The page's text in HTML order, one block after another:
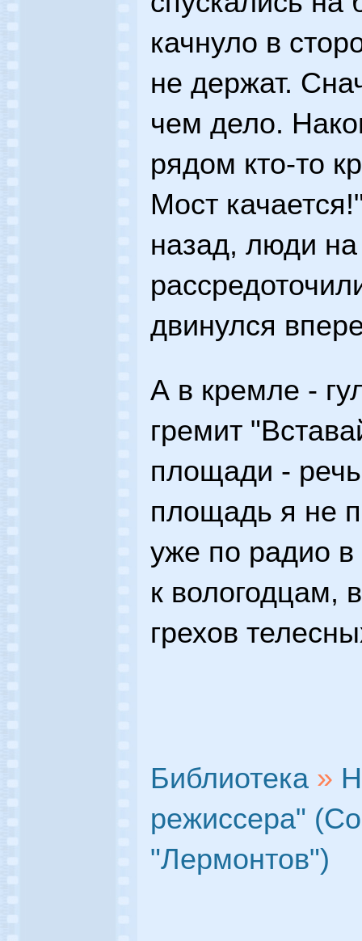
качнуло в
не держат.
чем дело.
рядом кто-то
Мост
назад, люди
двинулся
А в кремле -
гремит
площади -
площадь я не
уже по радио
к вологодцам,
грехов
Библиотека »
режиссера"
"Лермонтов")